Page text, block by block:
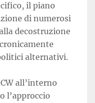
il piano
di numerosi
decostruzione
alternativi.
all’interno
l’approccio